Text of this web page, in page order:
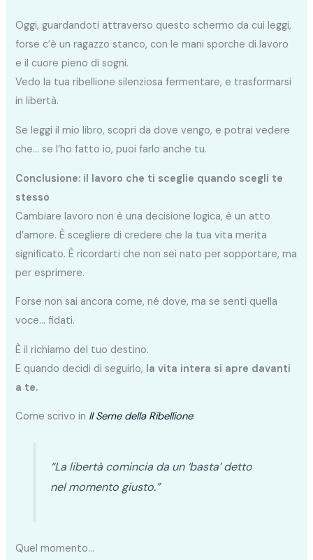
Oggi, guardandoti attraverso questo schermo da cui leggi,
forse c’è un ragazzo stanco, con le mani sporche di lavoro
e il cuore pieno di sogni.
Vedo la tua ribellione silenziosa fermentare, e trasformarsi
in libertà.
Se leggi il mio libro, scopri da dove vengo, e potrai vedere
che… se l’ho fatto io, puoi farlo anche tu.
Conclusione: il lavoro che ti sceglie quando scegli te
stesso
Cambiare lavoro non è una decisione logica, è un atto
d’amore. È scegliere di credere che la tua vita merita
significato. È ricordarti che non sei nato per sopportare, ma
per esprimere.
Forse non sai ancora come, né dove, ma se senti quella
voce… fidati.
È il richiamo del tuo destino.
E quando decidi di seguirlo, la vita intera si apre davanti
a te.
Come scrivo in Il Seme della Ribellione:
“La libertà comincia da un ‘basta’ detto
nel momento giusto.”
Quel momento…